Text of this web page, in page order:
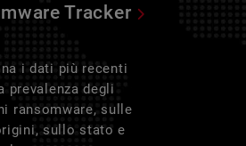
Tracker
i dati più recenti
prevalenza degli
ransomware, sulle
sullo stato e